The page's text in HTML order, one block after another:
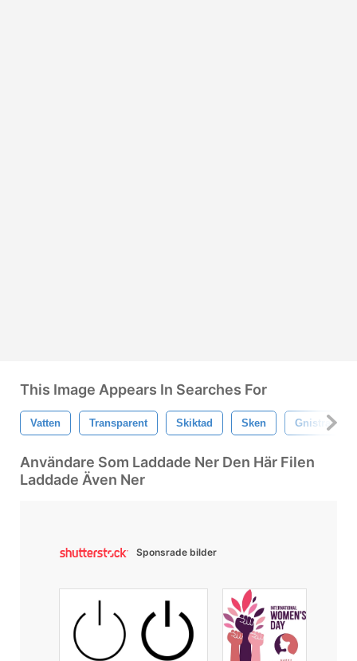
This Image Appears In Searches For
Vatten Transparent Skiktad Sken Gnistra
Användare Som Laddade Ner Den Här Filen
Laddade Även Ner
Sponsrade bilder